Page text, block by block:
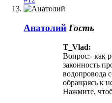
Анатолий Гость
T_Vlad:
Вопрос:- как
законность
водопровода
обращаясь к
Нажмите,